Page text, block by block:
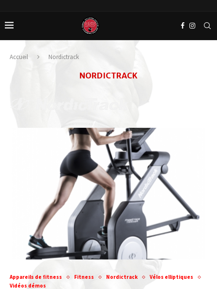
Accueil Nordictrack
NORDICTRACK
Appareils de fitness Fitness Nordictrack
Vélos elliptiques
Vidéos démos